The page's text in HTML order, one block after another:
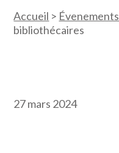
Accueil > Évenements
bibliothécaires
27 mars 2024